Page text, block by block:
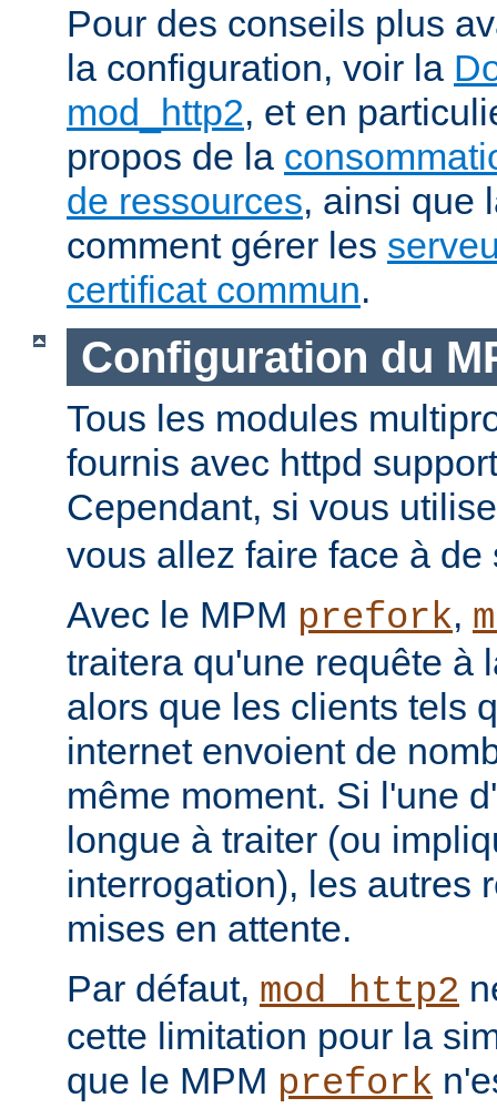
Pour des conseils plus
la configuration, voir la
mod_http2, et en
propos de la
de ressources, ainsi que
comment gérer les
certificat commun.
Configuration du
Tous les modules
fournis avec httpd
Cependant, si vous
vous allez faire face à
Avec le MPM prefork,
traitera qu'une requête à
alors que les clients tels
internet envoient de
même moment. Si l'une
longue à traiter (ou
interrogation), les autres
mises en attente.
Par défaut, mod_http2
cette limitation pour la
que le MPM prefork